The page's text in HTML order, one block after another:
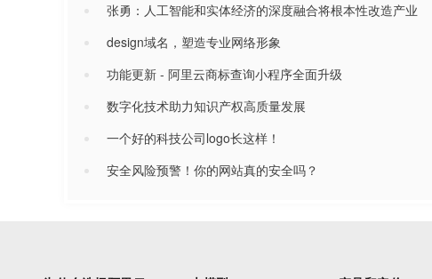
张勇：人工智能和实体经济的深度融合将根本性改造产业
design域名，塑造专业网络形象
功能更新 - 阿里云商标查询小程序全面升级
数字化技术助力知识产权高质量发展
一个好的科技公司logo长这样！
安全风险预警！你的网站真的安全吗？